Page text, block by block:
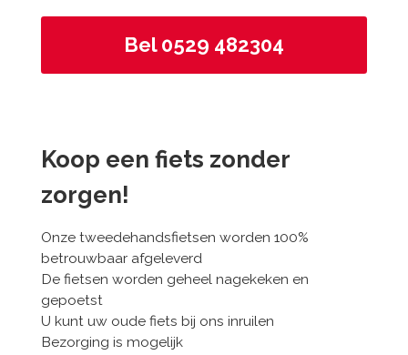
Bel 0529 482304
Koop een fiets zonder
zorgen!
Onze tweedehandsfietsen worden 100%
betrouwbaar afgeleverd
De fietsen worden geheel nagekeken en
gepoetst
U kunt uw oude fiets bij ons inruilen
Bezorging is mogelijk